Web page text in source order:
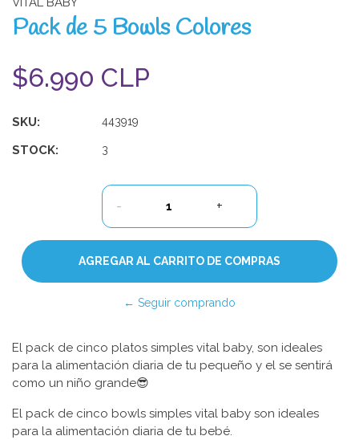
Pack de 5 Bowls Colores
$6.990 CLP
SKU: 443919
STOCK: 3
- +
← Seguir comprando
El pack de cinco platos simples vital baby, son ideales
para la alimentación diaria de tu pequeño y el se sentirá
como un niño grande😎
El pack de cinco bowls simples vital baby son ideales
para la alimentación diaria de tu bebé.